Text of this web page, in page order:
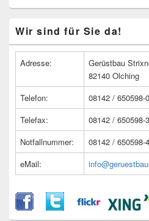
Seitenleisten
Widget-
Wir sind für Sie da!
Adresse:
Gerüstbau
82140 Olching
Telefon:
08142 / 650598-0
Telefax:
08142 / 650598-
Notfallnummer:
08142 / 650598-
eMail: